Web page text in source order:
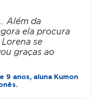
Além da
ela procura
se
graças ao
9 anos, aluna Kumon